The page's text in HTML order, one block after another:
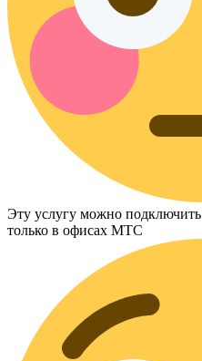
Эту услугу можно подключить
только в офисах МТС